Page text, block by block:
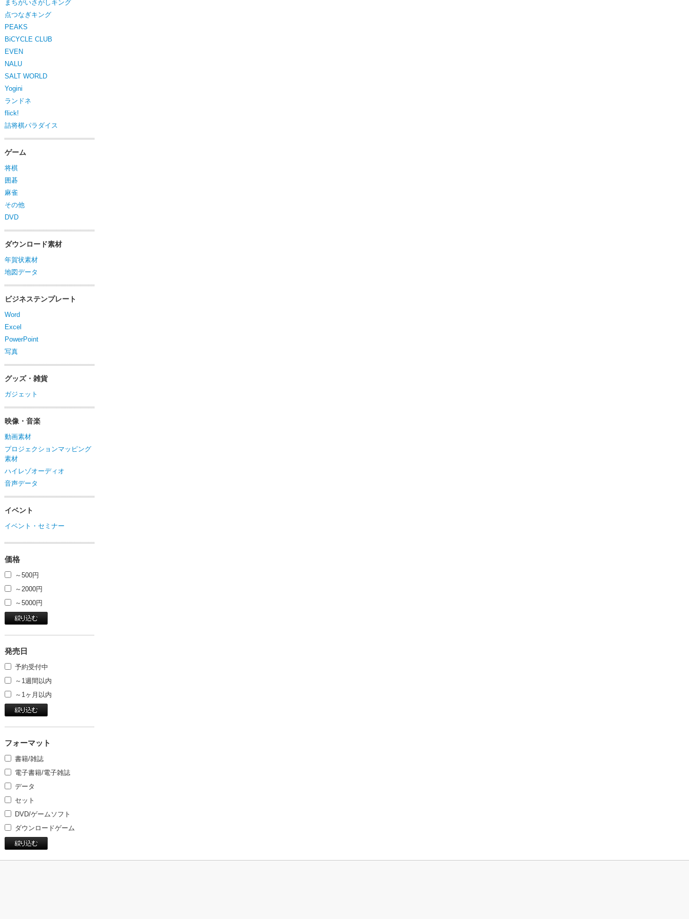
まちがいさがしキング
点つなぎキング
PEAKS
BiCYCLE CLUB
EVEN
NALU
SALT WORLD
Yogini
ランドネ
flick!
詰将棋パラダイス
ゲーム
将棋
囲碁
麻雀
その他
DVD
ダウンロード素材
年賀状素材
地図データ
ビジネステンプレート
Word
Excel
PowerPoint
写真
グッズ・雑貨
ガジェット
映像・音楽
動画素材
プロジェクションマッピング
素材
ハイレゾオーディオ
音声データ
イベント
イベント・セミナー
価格
～500円
～2000円
～5000円
発売日
予約受付中
～1週間以内
～1ヶ月以内
フォーマット
書籍/雑誌
電子書籍/電子雑誌
データ
セット
DVD/ゲームソフト
ダウンロードゲーム